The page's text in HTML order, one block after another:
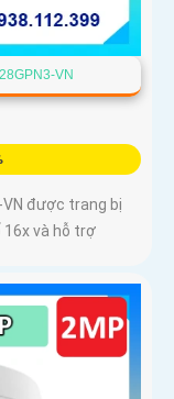
VN
VN được trang bị
16x và hỗ trợ